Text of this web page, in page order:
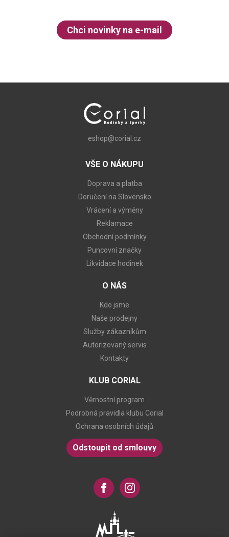
Chci novinky na e-mail
eshop@corial.cz
VŠE O NÁKUPU
Doprava a platba
Doručení na Slovensko
Vrácení a výměny
Reklamace
Obchodní podmínky
Puncovní značky
Likvidace hodinek
O NÁS
Kdo jsme
Naše prodejny
Služby zákazníkům
Autorizovaný servis
Kontakty
KLUB CORIAL
Věrnostní program
Podrobná pravidla klubu Corial
Ochrana osobních údajů
Odstoupit od smlouvy